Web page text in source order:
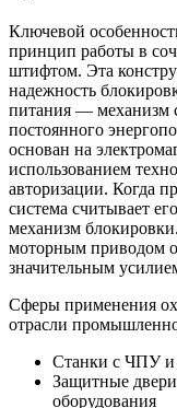
Ключевой
принцип работы в
штифтом. Эта
надежность
питания — механизм
постоянного
основан на
использованием
авторизации. Когда
система считывает
механизм
моторным приводом
значительным
Сферы применения
отрасли
Станки с ЧПУ и
Защитные
оборудования